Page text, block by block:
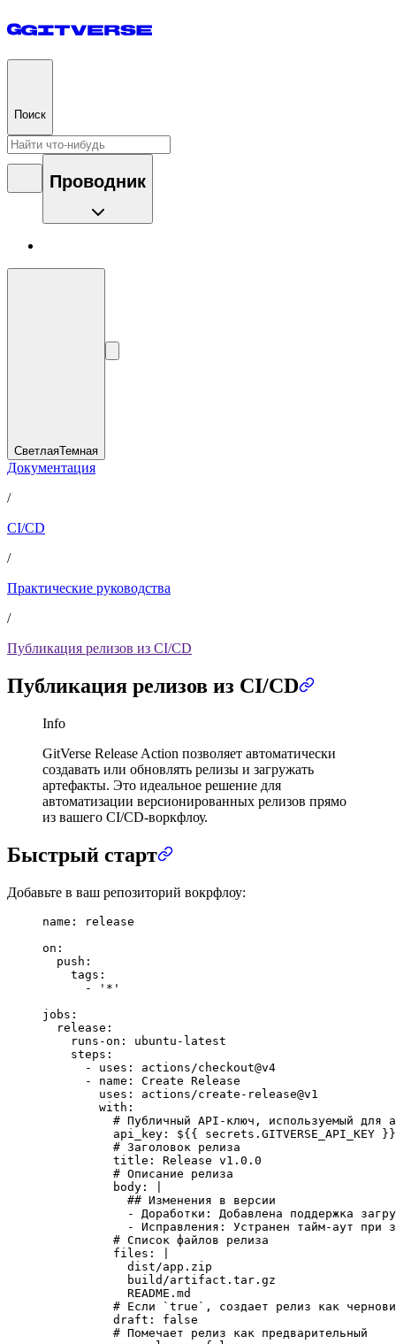
Поиск
Проводник
СветлаяТемная
Документация
/
CI/CD
/
Практические руководства
/
Публикация релизов из CI/CD
Публикация релизов из CI/CD
Info
GitVerse Release Action позволяет автоматически
создавать или обновлять релизы и загружать
артефакты. Это идеальное решение для
автоматизации версионированных релизов прямо
из вашего CI/CD-воркфлоу.
Быстрый старт
Добавьте в ваш репозиторий вокрфлоу:
name :
release
on :
  push
:
    tags
:
      -
'*'
jobs :
  release
:
    runs-on
: ubuntu-latest
    steps
:
      -
uses : actions/checkout@v4
      -
name : Create Release
        uses
: actions/create-release@v1
        with
:
# Публичный API-ключ, используемый для
          api_key
: ${{ secrets.GITVERSE_API_KEY }}
          # Заголовок релиза
          title
: Release v1.0.0
          # Описание релиза
          body
:
            ## Изменения в версии
- Доработки: Добавлена поддержка
- Исправления: Устранен тайм-аут при
          # Список файлов релиза
          files
:
            dist/app.zip
            build/artifact.tar.gz
            README.md
# Если `true`, создает релиз как
          draft
: false
          # Помечает релиз как предварительный